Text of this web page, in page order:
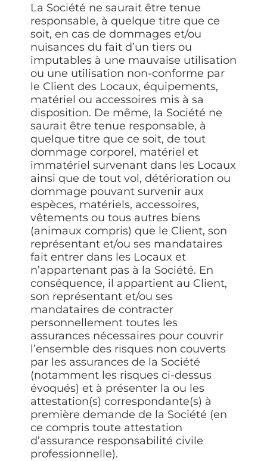
La Société ne saurait être tenue
responsable, à quelque titre que ce
soit, en cas de dommages et/ou
nuisances du fait d’un tiers ou
imputables à une mauvaise utilisation
ou une utilisation non-conforme par
le Client des Locaux, équipements,
matériel ou accessoires mis à sa
disposition. De même, la Société ne
saurait être tenue responsable, à
quelque titre que ce soit, de tout
dommage corporel, matériel et
immatériel survenant dans les Locaux
ainsi que de tout vol, détérioration ou
dommage pouvant survenir aux
espèces, matériels, accessoires,
vêtements ou tous autres biens
(animaux compris) que le Client, son
représentant et/ou ses mandataires
fait entrer dans les Locaux et
n’appartenant pas à la Société. En
conséquence, il appartient au Client,
son représentant et/ou ses
mandataires de contracter
personnellement toutes les
assurances nécessaires pour couvrir
l’ensemble des risques non couverts
par les assurances de la Société
(notamment les risques ci-dessus
évoqués) et à présenter la ou les
attestation(s) correspondante(s) à
première demande de la Société (en
ce compris toute attestation
d’assurance responsabilité civile
professionnelle).